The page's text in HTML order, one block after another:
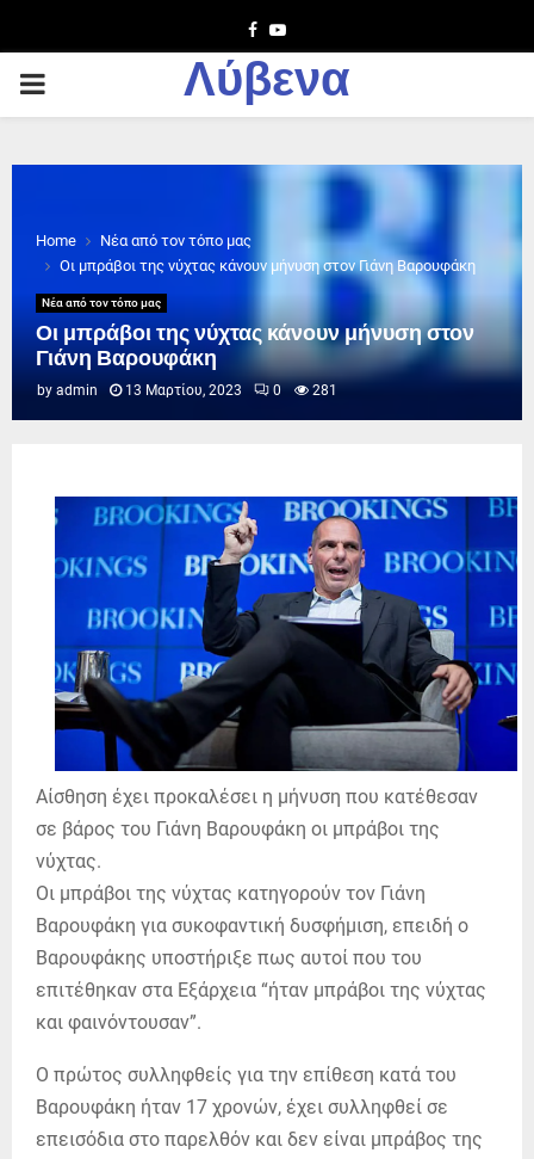
Facebook
Youtube
PRIMARY
Λύβενα
Home
Νέα από τον τόπο μας
Οι μπράβοι της νύχτας κάνουν μήνυση στον Γιάνη Βαρουφάκη
Νέα από τον τόπο μας
Οι μπράβοι της νύχτας κάνουν μήνυση στον
Γιάνη Βαρουφάκη
by admin 13 Μαρτίου, 2023 0 281
Αίσθηση έχει προκαλέσει η μήνυση που κατέθεσαν
σε βάρος του Γιάνη Βαρουφάκη οι μπράβοι της
νύχτας.
Οι μπράβοι της νύχτας κατηγορούν τον Γιάνη
Βαρουφάκη για συκοφαντική δυσφήμιση, επειδή ο
Βαρουφάκης υποστήριξε πως αυτοί που του
επιτέθηκαν στα Εξάρχεια “ήταν μπράβοι της νύχτας
και φαινόντουσαν”.
Ο πρώτος συλληφθείς για την επίθεση κατά του
Βαρουφάκη ήταν 17 χρονών, έχει συλληφθεί σε
επεισόδια στο παρελθόν και δεν είναι μπράβος της